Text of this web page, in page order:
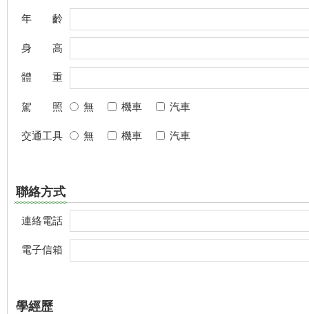
年 齡
身 高
體 重
駕 照 無 機車 汽車
交通工具 無 機車 汽車
聯絡方式
連絡電話
電子信箱
學經歷